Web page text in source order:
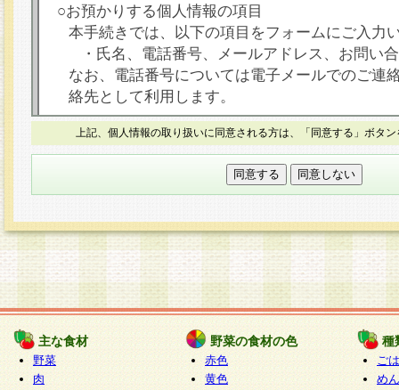
○お預かりする個人情報の項目
本手続きでは、以下の項目をフォームにご入力
・氏名、電話番号、メールアドレス、お問い
なお、電話番号については電子メールでのご連
絡先として利用します。
○本人が容易に認識できない方法による個人情報
本フォームでは、セッション管理のためCookie
○個人情報の第三者提供について
力いただく個人情報は第三者に提供しません。
○個人情報の委託について
個人情報の取り扱いを外部に委託する場合は、
情報管理基準を満たす企業を選定して委託を行
が行われるよう監督します。
○開示対象個人情報の開示等および問い合わせ窓口
本人からの求めにより、当社が本件により取得
上記、個人情報の取り扱いに同意される方は、「同意する」ボタ
主な食材
野菜
肉
野菜の食材の色
赤色
黄色
種
ご
めん